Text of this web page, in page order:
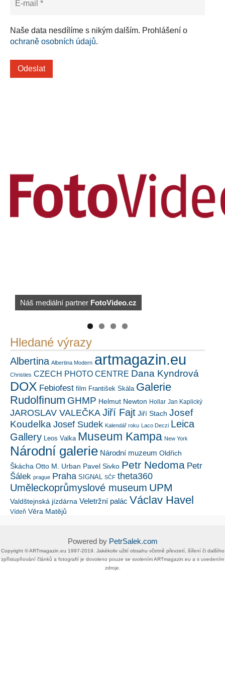
Naše data nesdílíme s nikým dalším. Prohlášení o
ochraně osobních údajů.
https://kuula.co/profile/PetrSalek/collections
Hledané výrazy
Albertina Albertina Modern artmagazin.eu
Christies CZECH PHOTO CENTRE Dana Kyndrová
DOX Febiofest film František Skála Galerie
Rudolfinum GHMP Helmut Newton Hollar Jan Kaplický
JAROSLAV VALEČKA Jiří Fajt Jiří Stach Josef
Koudelka Josef Sudek Kalendář roku Laco Deczi Leica
Gallery Leos Valka Museum Kampa New York
Národní galerie Národní muzeum Oldřich
Škácha Otto M. Urban Pavel Sivko Petr Nedoma Petr
Šálek prague Praha SIGNAL SČF theta360
Uměleckoprůmyslové museum UPM
Valdštejnská jízdárna Veletržní palác Václav Havel
Vídeň Věra Matějů
Powered by PetrSalek.com
Copyright ©​ ​​ARTmagazin.eu ​1997-2019​.​ Jakékoliv užití obsahu včetně převzetí, šíření či dalšího
zpřístupňování článků a fotografií je dovoleno pouze se svolením ​ARTmagazin.eu​ ​a s uvedením
zdroje.